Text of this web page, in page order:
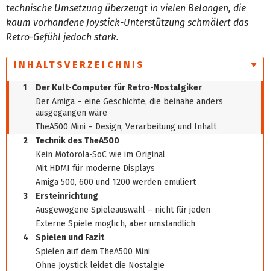
technische Umsetzung überzeugt in vielen Belangen, die
kaum vorhandene Joystick-Unterstützung schmälert das
Retro-Gefühl jedoch stark.
INHALTSVERZEICHNIS
1
Der Kult-Computer für Retro-Nostalgiker
Der Amiga – eine Geschichte, die beinahe anders
ausgegangen wäre
TheA500 Mini – Design, Verarbeitung und Inhalt
2
Technik des TheA500
Kein Motorola-SoC wie im Original
Mit HDMI für moderne Displays
Amiga 500, 600 und 1200 werden emuliert
3
Ersteinrichtung
Ausgewogene Spieleauswahl – nicht für jeden
Externe Spiele möglich, aber umständlich
4
Spielen und Fazit
Spielen auf dem TheA500 Mini
Ohne Joystick leidet die Nostalgie